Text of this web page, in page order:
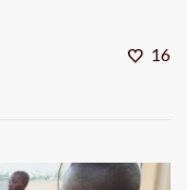
16